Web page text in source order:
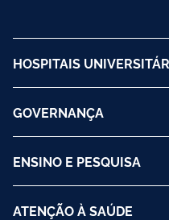
HOSPITAIS
GOVERNANÇA
ENSINO E PESQUISA
ATENÇÃO À SAÚDE